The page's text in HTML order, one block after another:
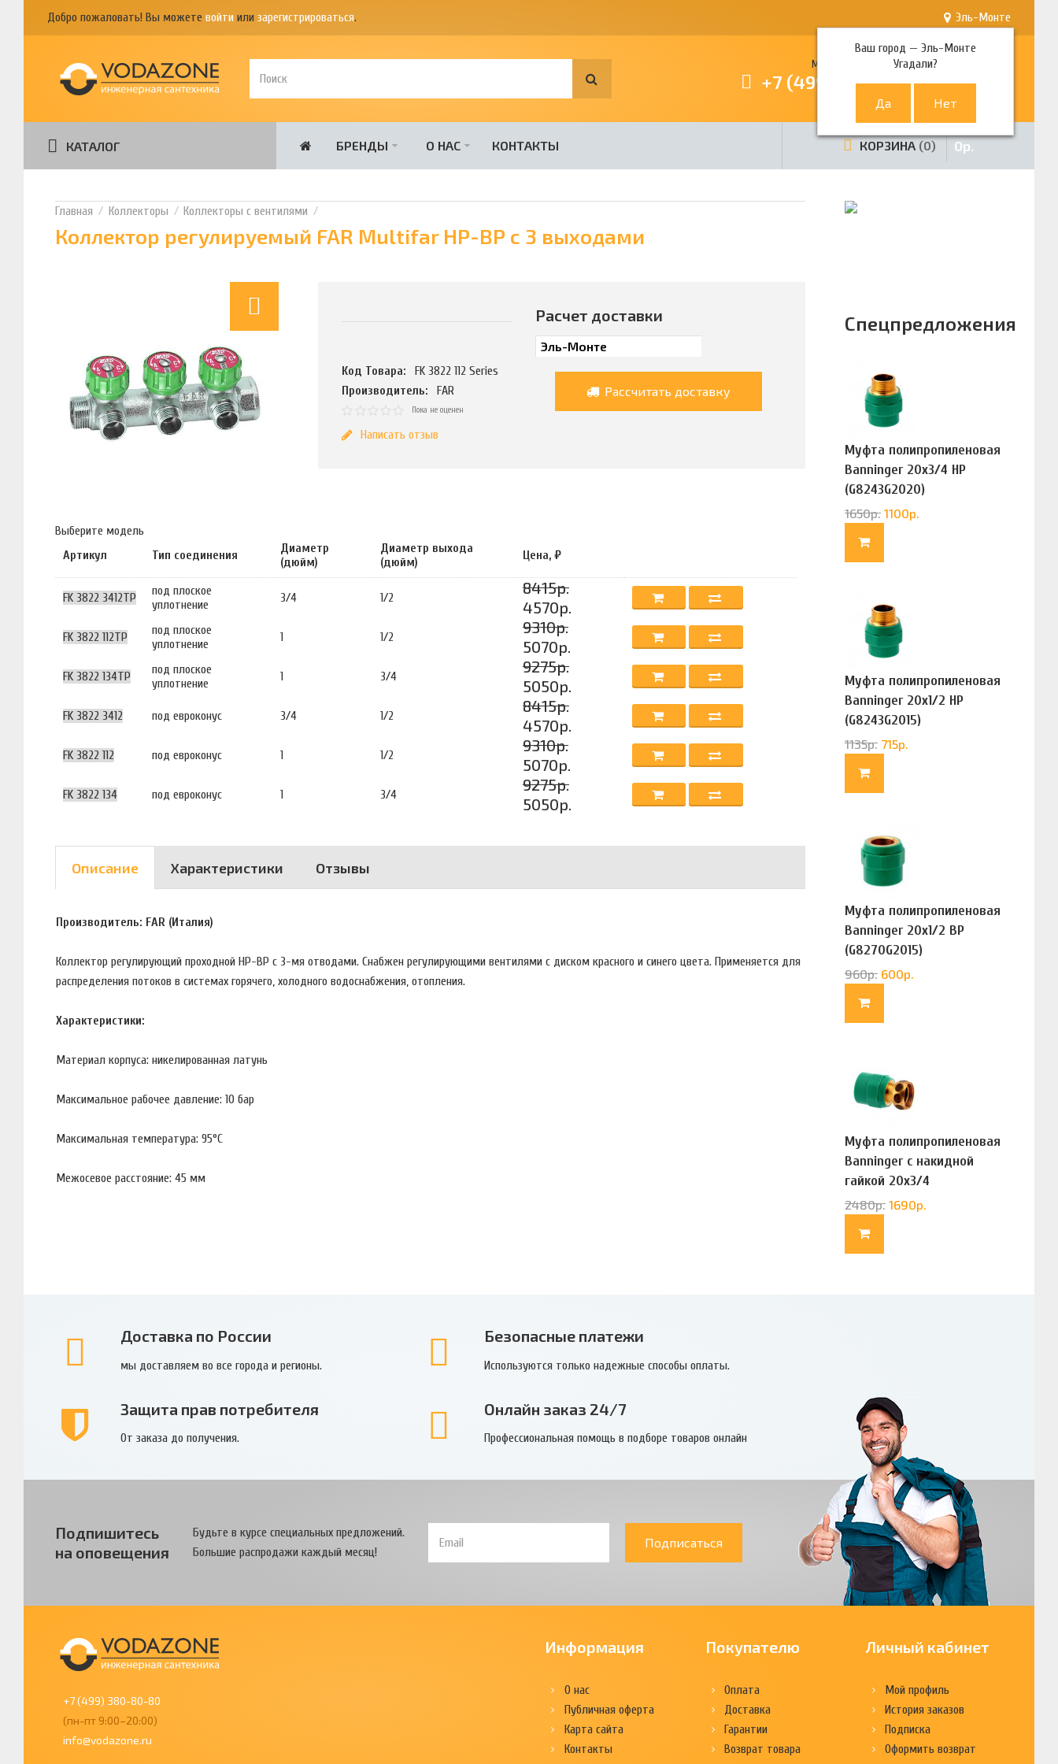
Добро пожаловать! Вы можете войти или зарегистрироваться. Эль-Монте
Ваш город —Эль-Монте
Угадали?
Многоканальный телефон
+7 (499) 380-80-80
КАТАЛОГ БРЕНДЫ О НАС КОНТАКТЫ КОРЗИНА 0 0р.
Коллекторы Коллекторы с вентилями
Коллектор регулируемый FAR Multifar НР-ВР с 3 выходами
Код Товара:
FK 3822 112 Series
Производитель:
FAR
Пока не оценен
Написать отзыв
Расчет доставки
Рассчитать доставку
Выберите модель
Артикул
Тип соединения
Диаметр
(дюйм)
Диаметр выхода
(дюйм)
Цена, ₽
FK 3822 3412TP
под плоское
уплотнение
3/4 1/2
8415р.
4570р.
FK 3822 112TP
под плоское
уплотнение
1 1/2
9310р.
5070р.
FK 3822 134TP
под плоское
уплотнение
1 3/4
9275р.
5050р.
FK 3822 3412 под евроконус 3/4 1/2
8415р.
4570р.
FK 3822 112 под евроконус 1 1/2
9310р.
5070р.
FK 3822 134 под евроконус 1 3/4
9275р.
5050р.
Описание Характеристики Отзывы
Производитель: FAR (Италия)
Коллектор регулирующий проходной НР-ВР с 3-мя отводами. Снабжен регулирующими вентилями с диском красного и синего цвета. Применяется для
распределения потоков в системах горячего, холодного водоснабжения, отопления.
Характеристики:
Материал корпуса: никелированная латунь
Максимальное рабочее давление: 10 бар
Максимальная температура: 95°С
Межосевое расстояние: 45 мм
Спецпредложения
Муфта полипропиленовая
Banninger 20х3/4 НР
(G8243G2020)
1650р. 1100р.
Муфта полипропиленовая
Banninger 20х1/2 НР
(G8243G2015)
1135р. 715р.
Муфта полипропиленовая
Banninger 20х1/2 ВР
(G8270G2015)
960р. 600р.
Муфта полипропиленовая
Banninger с накидной
гайкой 20х3/4
(G83322020)
2480р. 1690р.
Доставка по России
мы доставляем во все города и регионы.
Безопасные платежи
Используются только надежные способы оплаты.
Защита прав потребителя
От заказа до получения.
Онлайн заказ 24/7
Профессиональная помощь в подборе товаров онлайн
Подпишитесь
на оповещения
Будьте в курсе специальных предложений.
Большие распродажи каждый месяц!
Подписаться
+7 (499) 380-80-80
(пн-пт 9:00–20:00)
info@vodazone.ru
Информация
О нас
Публичная оферта
Карта сайта
Контакты
Покупателю
Оплата
Доставка
Гарантии
Возврат товара
Личный кабинет
Мой профиль
История заказов
Подписка
Оформить возврат